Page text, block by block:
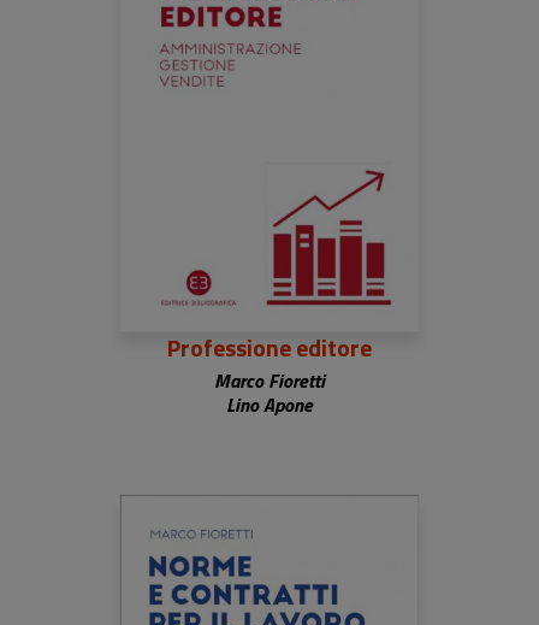
Professione editore
Marco Fioretti
Lino Apone